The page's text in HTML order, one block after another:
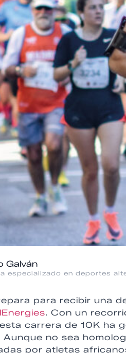
Galván
especializado en deportes
para recibir una
. Con un
carrera de 10K ha
Aunque no sea
por atletas